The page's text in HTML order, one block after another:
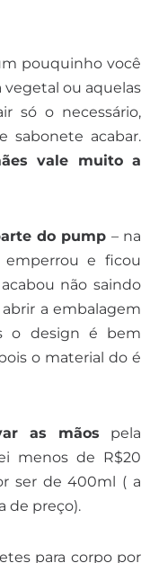
pouquinho você
vegetal ou aquelas
só o necessário,
sabonete acabar.
vale muito a
do pump – na
e ficou
não saindo
a embalagem
o design é bem
o material do é
as mãos pela
menos de R$20
ser de 400ml ( a
de preço).
para corpo por